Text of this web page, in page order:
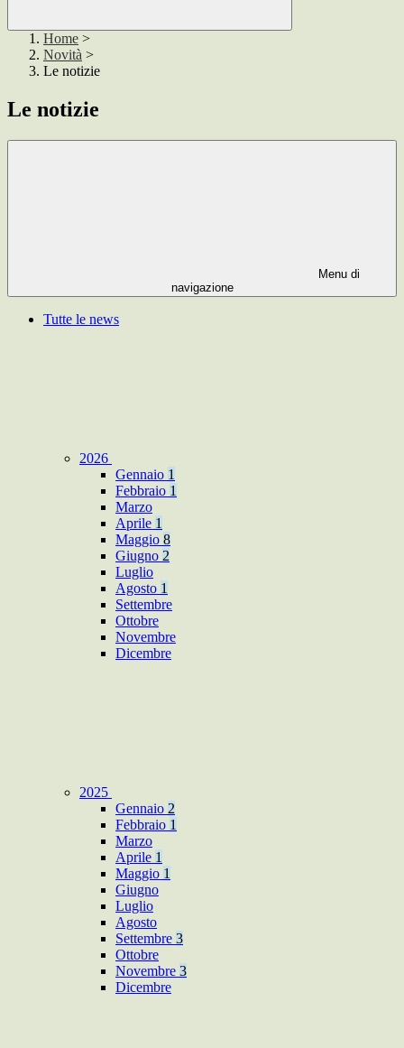
Home >
Novità >
Le notizie
Le notizie
Menu di
navigazione
Tutte le news
2026
Gennaio 1
Febbraio 1
Marzo
Aprile 1
Maggio 8
Giugno 2
Luglio
Agosto 1
Settembre
Ottobre
Novembre
Dicembre
2025
Gennaio 2
Febbraio 1
Marzo
Aprile 1
Maggio 1
Giugno
Luglio
Agosto
Settembre 3
Ottobre
Novembre 3
Dicembre